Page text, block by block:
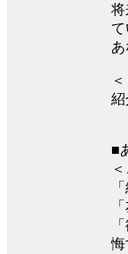
将
紹
■
悔